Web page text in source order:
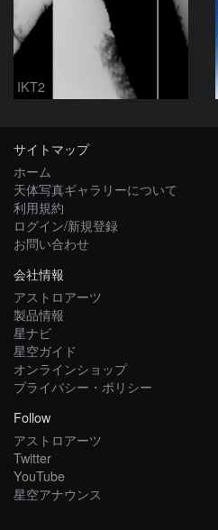
IKT2
サイトマップ
ホーム
天体写真ギャラリーについて
利用規約
ログイン/新規登録
お問い合わせ
会社情報
アストロアーツ
製品情報
星ナビ
星空ガイド
オンラインショップ
プライバシー・ポリシー
Follow
アストロアーツ
Twitter
YouTube
星空アナウンス